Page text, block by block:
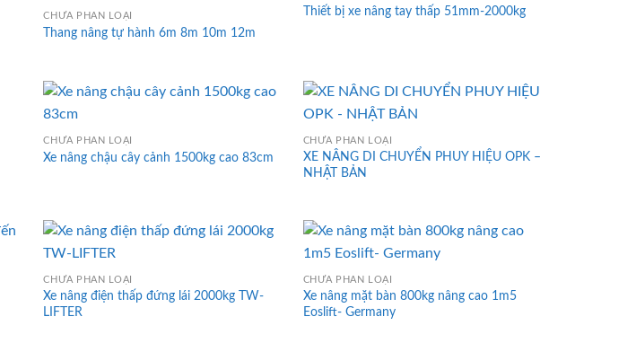
CHƯA PHÂN LOẠI
Thang nâng tự hành 6m 8m 10m 12m
Thiết bị xe nâng tay thấp 51mm-2000kg
CHƯA PHÂN LOẠI
Xe nâng chậu cây cảnh 1500kg cao 83cm
CHƯA PHÂN LOẠI
XE NÂNG DI CHUYỂN PHUY HIỆU OPK –
NHẬT BẢN
CHƯA PHÂN LOẠI
Xe nâng điện thấp đứng lái 2000kg TW-
LIFTER
CHƯA PHÂN LOẠI
Xe nâng mặt bàn 800kg nâng cao 1m5
Eoslift- Germany